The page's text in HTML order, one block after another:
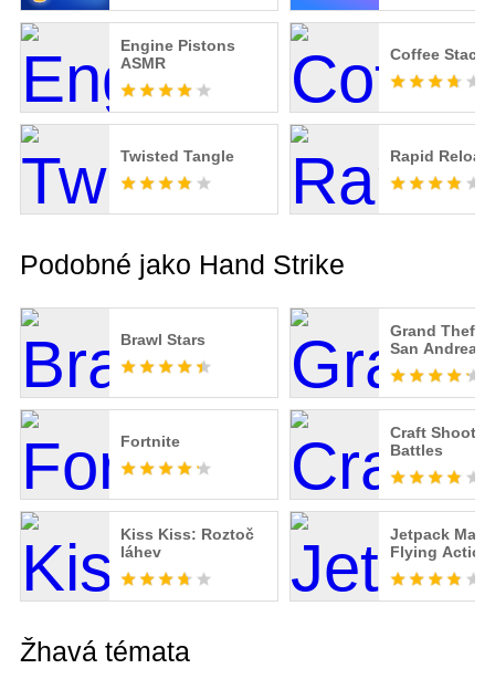
Engine Pistons
ASMR
Coffee Stack
Twisted Tangle Rapid Reload
Podobné jako Hand Strike
Brawl Stars
Grand Theft
San Andreas
Fortnite
Craft Shooter
Battles
Kiss Kiss: Roztoč
láhev
Jetpack
Flying Action
Žhavá témata